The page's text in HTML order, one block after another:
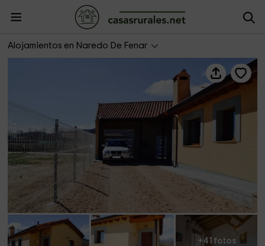
Alojamientos en Naredo De Fenar
Casas Rurales 4 Valles- Casa Luna
+41 fotos